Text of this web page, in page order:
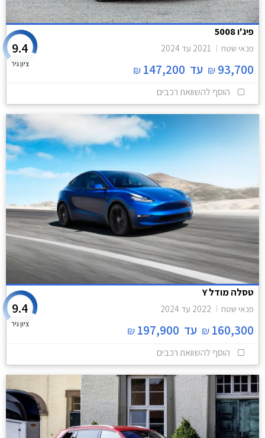
פיג'ו 5008
פנאי שטח 2021 עד 2024
93,700
₪ עד 147,200
₪
9.4
ציון גיר
הוסף להשוואת רכבים
טסלה מודל Y
פנאי שטח 2022 עד 2024
160,300
₪ עד 197,900
₪
9.4
ציון גיר
הוסף להשוואת רכבים